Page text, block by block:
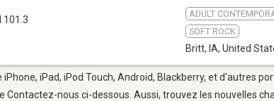
101.3
ADULT
SOFT ROCK
Britt, IA, United
iPad, iPod Touch, Android, Blackberry, et d'autres
Contactez-nous ci-dessous. Aussi, trouvez les nouvelles